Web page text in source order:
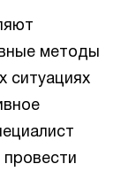
методы
ситуациях